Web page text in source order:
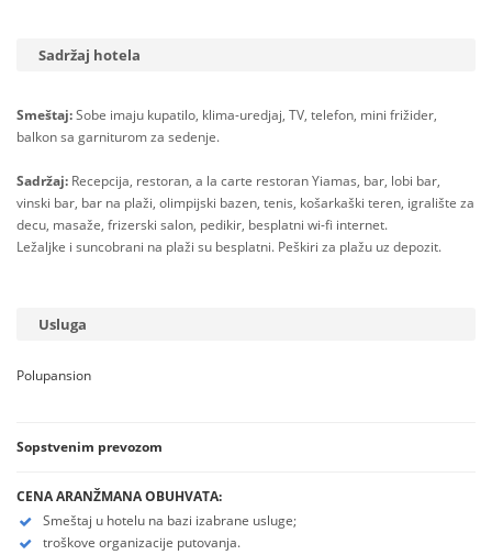
Sadržaj hotela
Smeštaj:Sobe imaju kupatilo, klima-uredjaj, TV, telefon, mini frižider,
balkon sa garniturom za sedenje.
Sadržaj: Recepcija, restoran, a la carte restoran Yiamas, bar, lobi bar,
vinski bar, bar na plaži, olimpijski bazen, tenis, košarkaški teren, igralište za
decu, masaže, frizerski salon, pedikir, besplatni wi-fi internet.
Ležaljke i suncobrani na plaži su besplatni. Peškiri za plažu uz depozit.
Usluga
Polupansion
Sopstvenim prevozom
CENA ARANŽMANA OBUHVATA:
Smeštaj u hotelu na bazi izabrane usluge;
troškove organizacije putovanja.